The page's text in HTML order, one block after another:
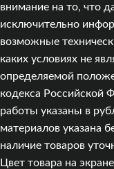
внимание на то, что
исключительно
возможные
каких условиях не
определяемой
кодекса Российской
работы указаны в
материалов указана
наличие товаров
Цвет товара на